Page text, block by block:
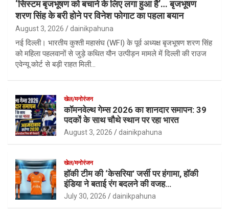
‘सिस्टम बृजभूषण को बचाने के लिए लगा हुआ है’… बृजभूषण
शरण सिंह के बरी होने पर विनेश फोगाट का पहला बयान
August 3, 2026 dainikpahuna
नई दिल्ली। भारतीय कुश्ती महासंघ (WFI) के पूर्व अध्यक्ष बृजभूषण शरण सिंह
को महिला पहलवानों से जुड़े कथित यौन उत्पीड़न मामले में दिल्ली की राउज
एवेन्यू कोर्ट से बड़ी राहत मिली…
खेल/मनोरंजन
कॉमनवेल्थ गेम्स 2026 का शानदार समापन: 39
पदकों के साथ चौथे स्थान पर रहा भारत
August 3, 2026 dainikpahuna
खेल/मनोरंजन
हॉकी टीम की ‘केसरिया’ जर्सी पर हंगामा, हॉकी
इंडिया ने बताई रंग बदलने की वजह…
July 30, 2026 dainikpahuna